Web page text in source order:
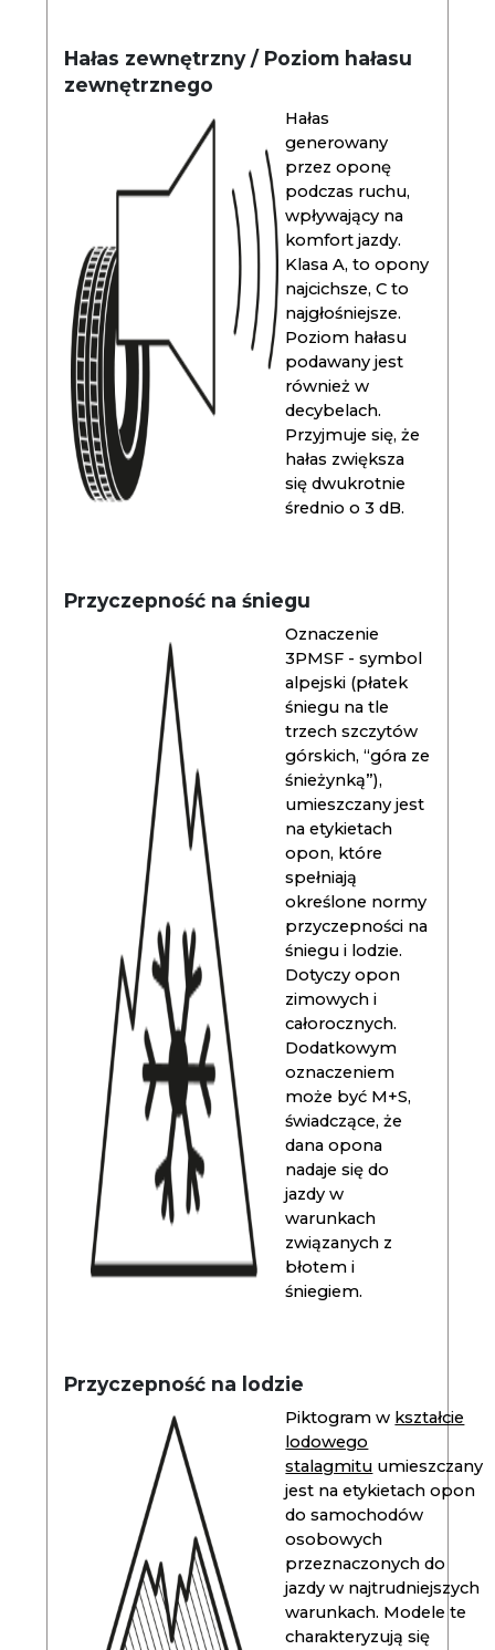
Hałas zewnętrzny / Poziom hałasu
zewnętrznego
Hałas
generowany
przez oponę
podczas ruchu,
wpływający na
komfort jazdy.
Klasa A, to opony
najcichsze, C to
najgłośniejsze.
Poziom hałasu
podawany jest
również w
decybelach.
Przyjmuje się, że
hałas zwiększa
się dwukrotnie
średnio o 3 dB.
Przyczepność na śniegu
Oznaczenie
3PMSF - symbol
alpejski (płatek
śniegu na tle
trzech szczytów
górskich, “góra ze
śnieżynką”),
umieszczany jest
na etykietach
opon, które
spełniają
określone normy
przyczepności na
śniegu i lodzie.
Dotyczy opon
zimowych i
całorocznych.
Dodatkowym
oznaczeniem
może być M+S,
świadczące, że
dana opona
nadaje się do
jazdy w
warunkach
związanych z
błotem i
śniegiem.
Przyczepność na lodzie
Piktogram w kształcie
lodowego
stalagmitu umieszczany
jest na etykietach opon
do samochodów
osobowych
przeznaczonych do
jazdy w najtrudniejszych
warunkach. Modele te
charakteryzują się